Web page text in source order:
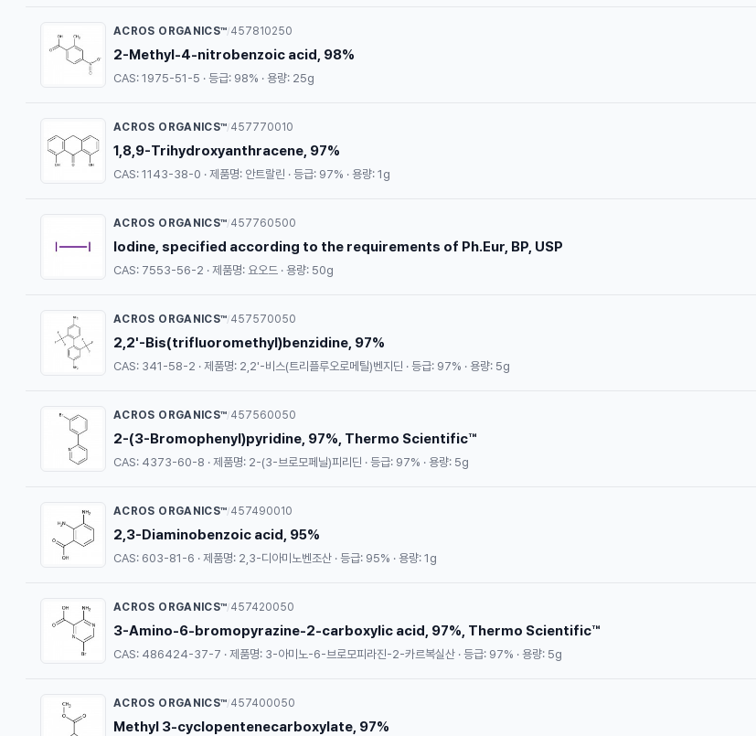
ACROS ORGANICS™/457810250
2-Methyl-4-nitrobenzoic acid, 98%
CAS: 1975-51-5 · 등급: 98% · 용량: 25g
ACROS ORGANICS™/457770010
1,8,9-Trihydroxyanthracene, 97%
CAS: 1143-38-0 · 제품명: 안트랄린 · 등급: 97% · 용량: 1g
ACROS ORGANICS™/457760500
Iodine, specified according to the requirements of Ph.Eur, BP, USP
CAS: 7553-56-2 · 제품명: 요오드 · 용량: 50g
ACROS ORGANICS™/457570050
2,2'-Bis(trifluoromethyl)benzidine, 97%
CAS: 341-58-2 · 제품명: 2,2'-비스(트리플루오로메틸)벤지딘 · 등급: 97% · 용량: 5g
ACROS ORGANICS™/457560050
2-(3-Bromophenyl)pyridine, 97%, Thermo Scientific™
CAS: 4373-60-8 · 제품명: 2-(3-브로모페닐)피리딘 · 등급: 97% · 용량: 5g
ACROS ORGANICS™/457490010
2,3-Diaminobenzoic acid, 95%
CAS: 603-81-6 · 제품명: 2,3-디아미노벤조산 · 등급: 95% · 용량: 1g
ACROS ORGANICS™/457420050
3-Amino-6-bromopyrazine-2-carboxylic acid, 97%, Thermo Scientific™
CAS: 486424-37-7 · 제품명: 3-아미노-6-브로모피라진-2-카르복실산 · 등급: 97% · 용량: 5g
ACROS ORGANICS™/457400050
Methyl 3-cyclopentenecarboxylate, 97%